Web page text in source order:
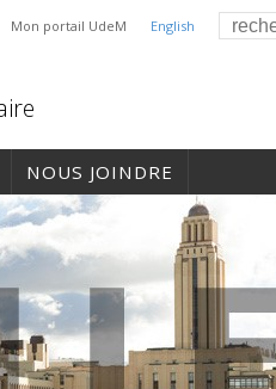
English
Mon portail UdeM
NOUS JOINDRE